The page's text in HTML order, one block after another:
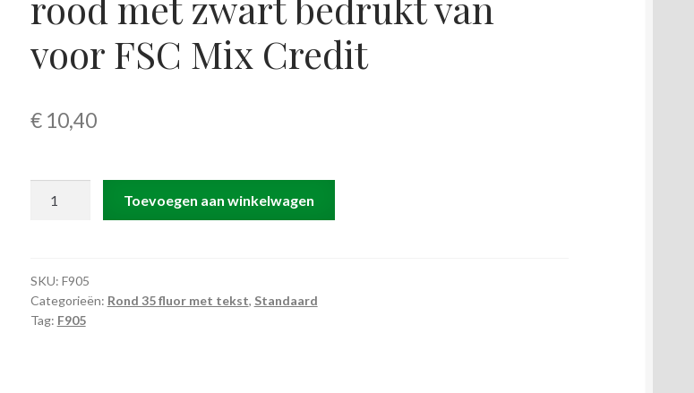
voor FSC Mix Credit
€10,40
etiketten
permanent
rond
Toevoegen aan winkelwagen
SKU: F905
Categorieën: Rond 35 fluor met tekst, Standaard
Tag: F905